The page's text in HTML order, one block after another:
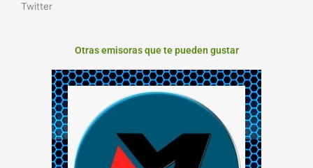
Twitter
Otras emisoras que te pueden gustar